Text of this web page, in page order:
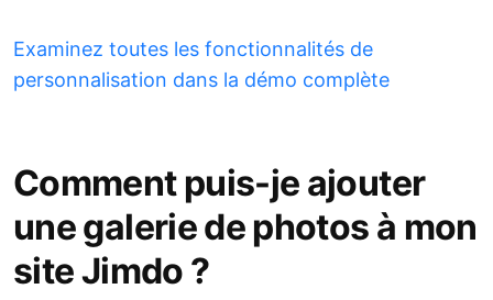
Examinez toutes les fonctionnalités de
personnalisation dans la démo complète
Comment puis-je ajouter
une galerie de photos à mon
site Jimdo ?